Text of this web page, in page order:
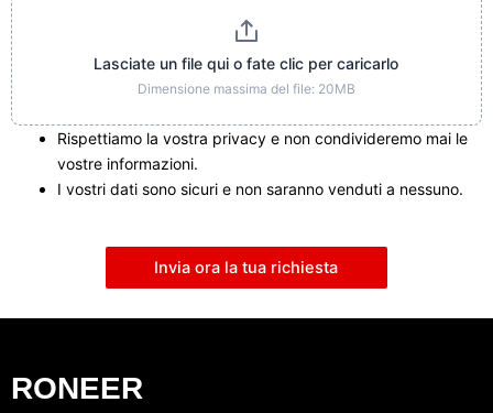
Lasciate un file qui o fate clic per caricarlo
Dimensione massima del file: 20MB
Rispettiamo la vostra privacy e non condivideremo mai le
vostre informazioni.
I vostri dati sono sicuri e non saranno venduti a nessuno.
Invia ora la tua richiesta
RONEER